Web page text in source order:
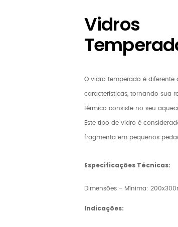
Vidros
O vidro temperado é
características, tornando sua
térmico consiste no seu
Este tipo de vidro é
fragmenta em pequenos
Especificações Técnicas:
Dimensões - Mínima:
Indicações: